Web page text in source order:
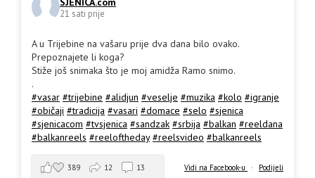
21 sati prije
A u Trijebine na vašaru prije dva dana bilo ovako.
Prepoznajete li koga?
Stiže još snimaka što je moj amidža Ramo snimo.
.
#vasar #trijebine #alidjun #veselje #muzika #kolo #igranje
#običaji #tradicija #vasari #domace #selo #sjenica
#sjenicacom #tvsjenica #sandzak #srbija #balkan #reeldana
#balkanreels #reeloftheday #reelsvideo #balkanreels
Vidi na Facebook-u · Podijeli
389 12 13